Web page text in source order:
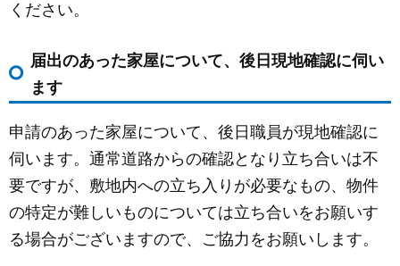
ください。
届出のあった家屋について、後日現地確認に伺い
ます
申請のあった家屋について、後日職員が現地確認に
伺います。通常道路からの確認となり立ち合いは不
要ですが、敷地内への立ち入りが必要なもの、物件
の特定が難しいものについては立ち合いをお願いす
る場合がございますので、ご協力をお願いします。